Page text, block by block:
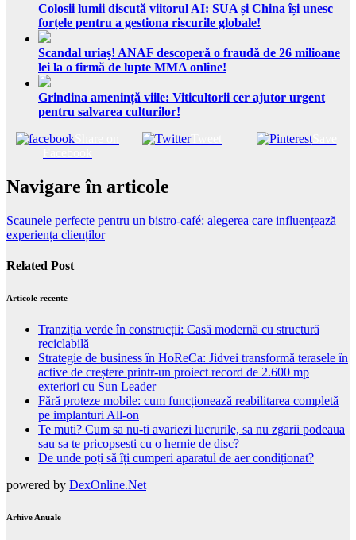
Colosii lumii discută viitorul AI: SUA și China își unesc
forțele pentru a gestiona riscurile globale!
Scandal uriaș! ANAF descoperă o fraudă de 26 milioane
lei la o firmă de lupte MMA online!
Grindina amenință viile: Viticultorii cer ajutor urgent
pentru salvarea culturilor!
Tweet Save
Navigare în articole
Scaunele perfecte pentru un bistro-café: alegerea care influențează
experiența clienților
Related Post
Articole recente
Tranziția verde în construcții: Casă modernă cu structură
reciclabilă
Strategie de business în HoReCa: Jidvei transformă terasele în
active de creștere printr-un proiect record de 2.600 mp
exteriori cu Sun Leader
Fără proteze mobile: cum funcționează reabilitarea completă
pe implanturi All-on
Te muti? Cum sa nu-ti avariezi lucrurile, sa nu zgarii podeaua
sau sa te pricopsesti cu o hernie de disc?
De unde poți să îți cumperi aparatul de aer condiționat?
powered by DexOnline.Net
Arhive Anuale